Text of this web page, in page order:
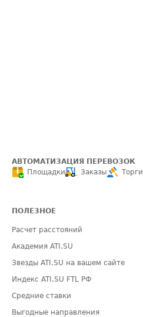
АВТОМАТИЗАЦИЯ ПЕРЕВОЗОК
Площадки
Заказы Торги
ПОЛЕЗНОЕ
Расчет расстояний
Академия ATI.SU
Звезды ATI.SU на вашем сайте
Индекс ATI.SU FTL РФ
Средние ставки
Выгодные направления